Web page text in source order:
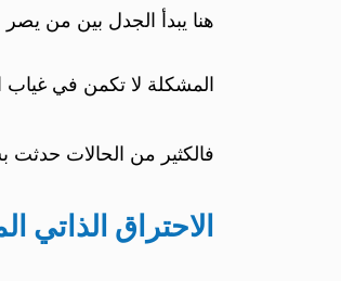
هنا يبدأ الجدل بين من
المشكلة لا تكمن في غياب
فالكثير من الحالات حدثت
الاحتراق الذاتي